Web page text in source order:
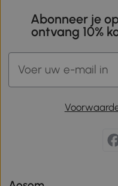
Abonneer je
ontvang 10%